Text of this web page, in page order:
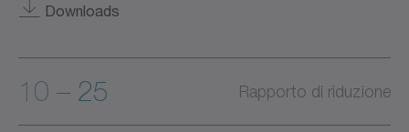
Downloads
10 – 25 Rapporto di riduzione